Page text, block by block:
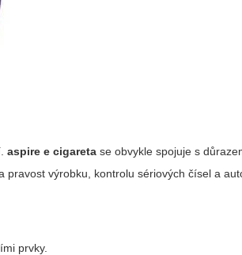
aspire e cigareta se obvykle spojuje s
výrobku, kontrolu sériových čísel a
prvky.